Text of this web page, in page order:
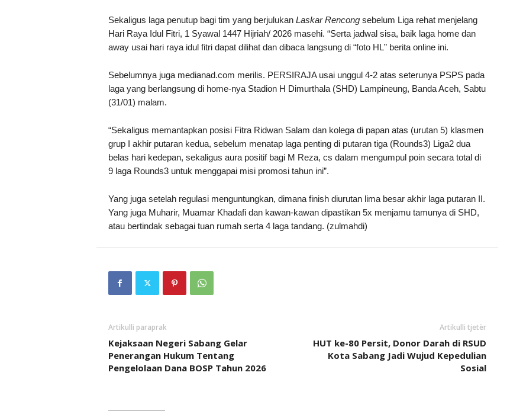
Sekaligus laga penutup bagi tim yang berjulukan Laskar Rencongsebelum Liga rehat menjelang
Hari Raya Idul Fitri, 1 Syawal 1447 Hijriah/ 2026 masehi. “Serta jadwal sisa, baik laga home dan
away usai hari raya idul fitri dapat dilihat dan dibaca langsung di “foto HL” berita online ini.
Sebelumnya juga medianad.com merilis. PERSIRAJA usai unggul 4-2 atas seterunya PSPS pada
laga yang berlangsung di home-nya Stadion H Dimurthala (SHD) Lampineung, Banda Aceh, Sabtu
(31/01) malam.
“Sekaligus memantapkan posisi Fitra Ridwan Salam dan kolega di papan atas (urutan 5) klasmen
grup I akhir putaran kedua, sebelum menatap laga penting di putaran tiga (Rounds3) Liga2 dua
belas hari kedepan, sekaligus aura positif bagi M Reza, cs dalam mengumpul poin secara total di
9 laga Rounds3 untuk menggapai misi promosi tahun ini”.
Yang juga setelah regulasi menguntungkan, dimana finish diurutan lima besar akhir laga putaran II.
Yang juga Muharir, Muamar Khadafi dan kawan-kawan dipastikan 5x menjamu tamunya di SHD,
atau bertindak sebagai tuan rumah serta 4 laga tandang. (zulmahdi)
Artikulli paraprak
Kejaksaan Negeri Sabang Gelar
Penerangan Hukum Tentang
Pengelolaan Dana BOSP Tahun 2026
Artikulli tjetër
HUT ke-80 Persit, Donor Darah di RSUD
Kota Sabang Jadi Wujud Kepedulian
Sosial